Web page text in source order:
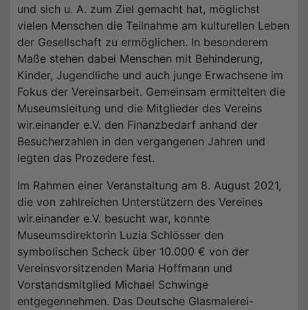
und sich u. A. zum Ziel gemacht hat, möglichst
vielen Menschen die Teilnahme am kulturellen Leben
der Gesellschaft zu ermöglichen. In besonderem
Maße stehen dabei Menschen mit Behinderung,
Kinder, Jugendliche und auch junge Erwachsene im
Fokus der Vereinsarbeit. Gemeinsam ermittelten die
Museumsleitung und die Mitglieder des Vereins
wir.einander e.V. den Finanzbedarf anhand der
Besucherzahlen in den vergangenen Jahren und
legten das Prozedere fest.
Im Rahmen einer Veranstaltung am 8. August 2021,
die von zahlreichen Unterstützern des Vereines
wir.einander e.V. besucht war, konnte
Museumsdirektorin Luzia Schlösser den
symbolischen Scheck über 10.000 € von der
Vereinsvorsitzenden Maria Hoffmann und
Vorstandsmitglied Michael Schwinge
entgegennehmen. Das Deutsche Glasmalerei-